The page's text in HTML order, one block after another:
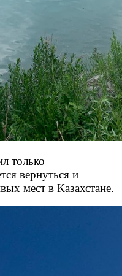
только
вернуться и
мест в Казахстане.